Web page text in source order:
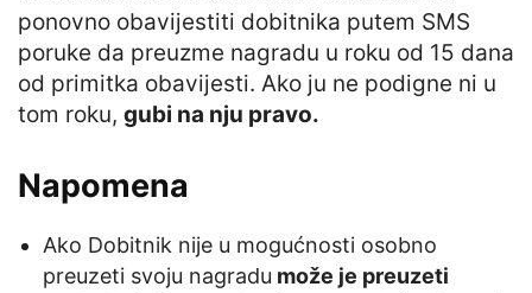
ponovno obavijestiti dobitnika putem SMS
poruke da preuzme nagradu u roku od 15 dana
od primitka obavijesti. Ako ju ne podigne ni u
tom roku, gubi na nju pravo.
Napomena
Ako Dobitnik nije u mogućnosti osobno
preuzeti svoju nagradu može je preuzeti